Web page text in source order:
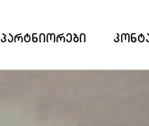
პარტნიორები